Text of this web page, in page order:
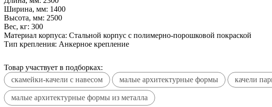
Ширина, мм: 1400
Высота, мм: 2500
Вес, кг: 300
Материал корпуса: Стальной корпус с полимерно-порошковой покраской
Тип крепления: Анкерное крепление
Товар участвует в подборках:
скамейки-качели с навесом
малые архитектурные формы качели
малые архитектурные формы из металла